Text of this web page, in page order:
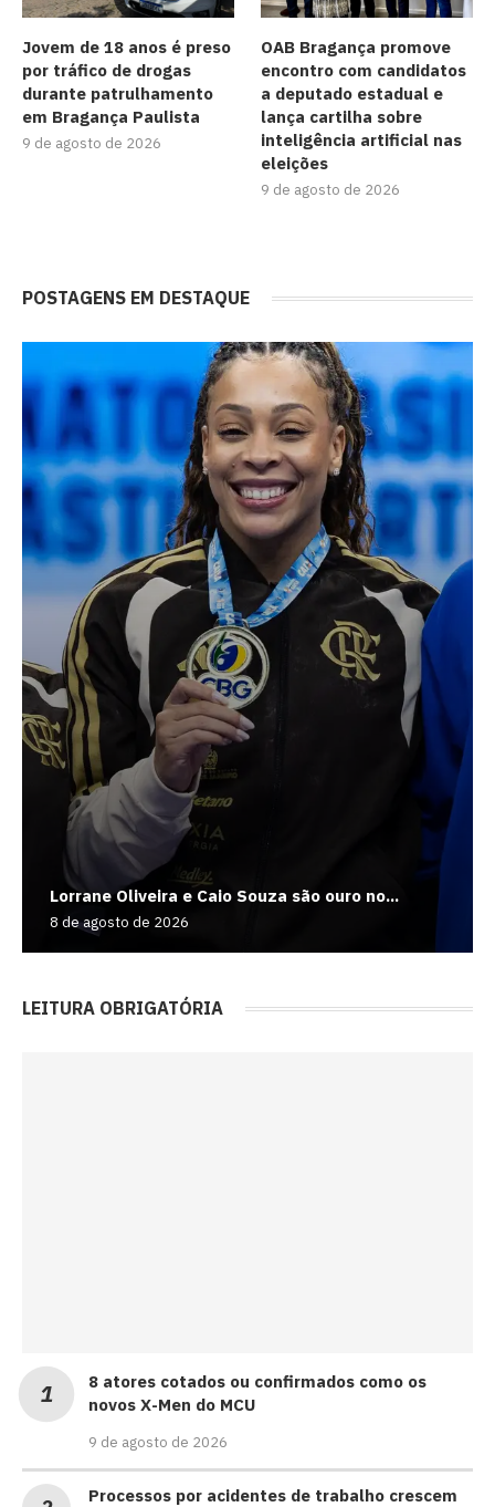
Jovem de 18 anos é preso
por tráfico de drogas
durante patrulhamento
em Bragança Paulista
9 de agosto de 2026
OAB Bragança promove
encontro com candidatos
a deputado estadual e
lança cartilha sobre
inteligência artificial nas
eleições
9 de agosto de 2026
POSTAGENS EM DESTAQUE
Lorrane Oliveira e Caio Souza são ouro no...
8 de agosto de 2026
LEITURA OBRIGATÓRIA
8 atores cotados ou confirmados como os
novos X-Men do MCU
9 de agosto de 2026
Processos por acidentes de trabalho crescem